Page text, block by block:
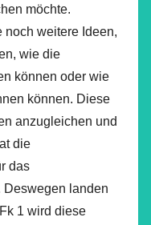
möchte.
noch weitere Ideen,
wie die
können oder wie
können. Diese
anzugleichen und
die
das
Deswegen landen
1 wird diese